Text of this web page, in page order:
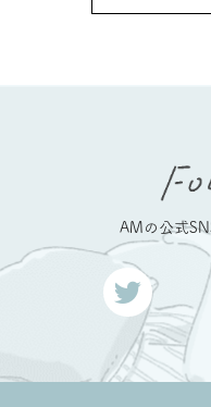
AMの公式